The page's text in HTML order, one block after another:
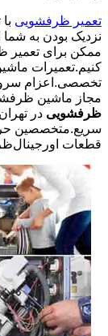
تعمیر ظرفشویی
نزدیک بودن به شما
ممکن برای تعمیر
کنیم.تعمیرات
تخصصی.اعزام
مجاز ماشین
ظرفشویی در
سریع.متخصصین
قطعات اورجینال